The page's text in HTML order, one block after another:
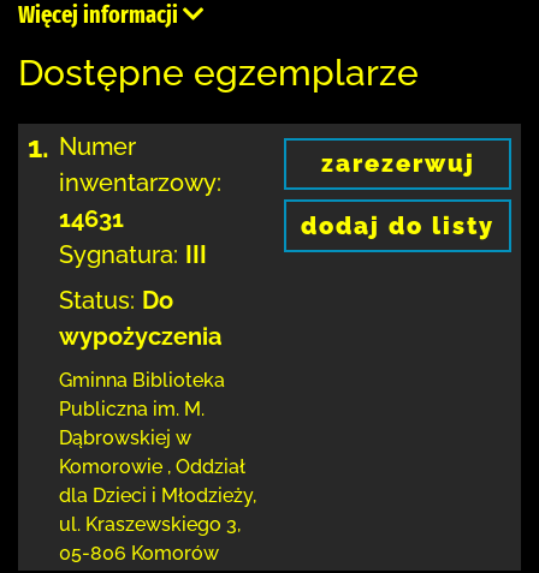
Więcej informacji
Dostępne egzemplarze
1. Numer
inwentarzowy:
14631
Sygnatura: III
Status: Do
wypożyczenia
Gminna Biblioteka
Publiczna im. M.
Dąbrowskiej w
Komorowie , Oddział
dla Dzieci i Młodzieży,
ul. Kraszewskiego 3,
05-806 Komorów
zarezerwuj
dodaj do listy